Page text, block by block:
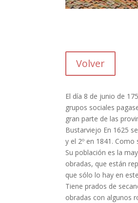
Volver
El día 8 de junio de
grupos sociales
gran parte de las
Bustarviejo En 1625
y el 2º en 1841.
Su población es la
obradas, que están
que sólo lo hay en
Tiene prados de
obradas con algunos